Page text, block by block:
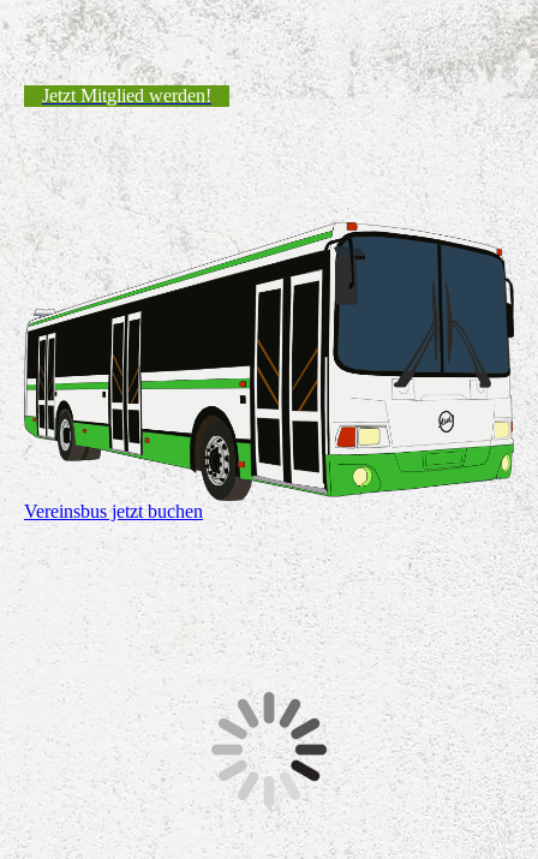
Jetzt Mitglied werden!
Vereinsbus jetzt buchen